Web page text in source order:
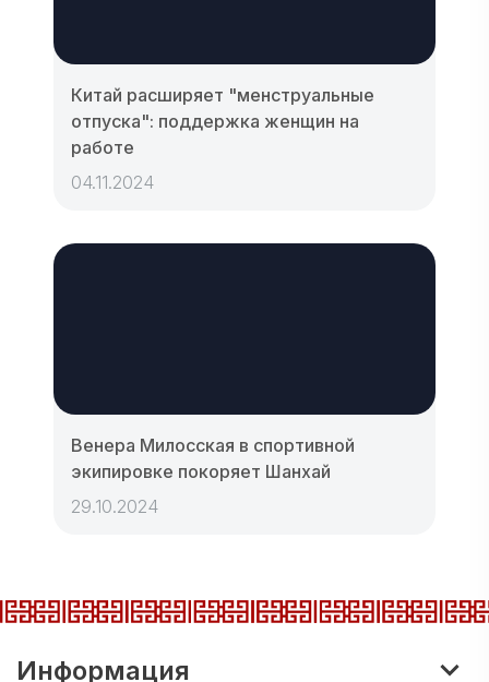
Китай расширяет "менструальные
отпуска": поддержка женщин на
работе
04.11.2024
Венера Милосская в спортивной
экипировке покоряет Шанхай
29.10.2024
Информация